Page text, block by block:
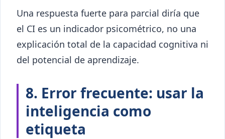
Una respuesta fuerte para parcial diría que
el CI es un indicador psicométrico, no una
explicación total de la capacidad cognitiva ni
del potencial de aprendizaje.
8. Error frecuente: usar la
inteligencia como
etiqueta